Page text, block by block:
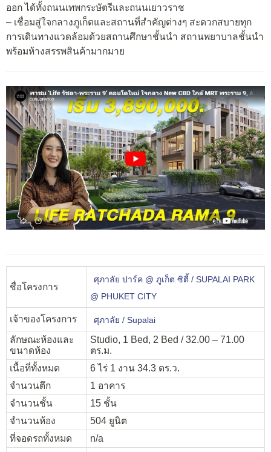
ออก ได้ทั้งถนนเทพกระษัตรีและถนนเยาวราช
– เชื่อมสู่ใจกลางภูเก็ตและสถานที่สำคัญต่างๆ สะดวกสบายทุก
การเดินทางแวดล้อมด้วยสถานศึกษาชั้นนำ สถานพยาบาลชั้นนำ
พร้อมห้างสรรพสินค้ามากมาย
ชื่อโครงการ
ศุภาลัย ปาร์ค @ ภูเก็ต ซิตี้ / SUPALAI PARK
@ PHUKET CITY
เจ้าของโครงการ ศุภาลัย / Supalai
ลักษณะห้องและ
ขนาดห้อง
Studio, 1 Bed, 2 Bed / 32.00 – 71.00
ตร.ม.
เนื้อที่ทั้งหมด
6 ไร่ 1 งาน 34.3 ตร.ว.
จำนวนตึก
1 อาคาร
จำนวนชั้น
15 ชั้น
จำนวนห้อง
504 ยูนิต
ที่จอดรถทั้งหมด
n/a